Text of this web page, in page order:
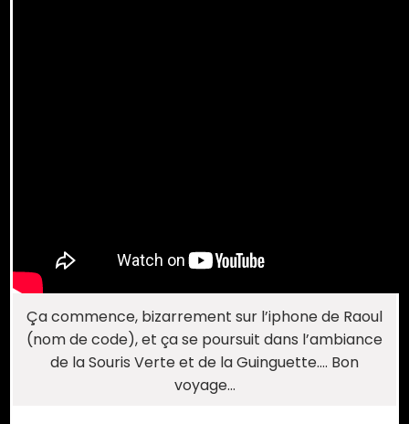
Ça commence, bizarrement sur l’iphone de Raoul
(nom de code), et ça se poursuit dans l’ambiance
de la Souris Verte et de la Guinguette…. Bon
voyage…